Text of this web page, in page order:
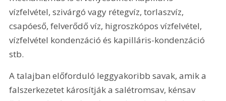
vízfelvétel, szivárgó vagy rétegvíz, torlaszvíz,
csapóeső, felverődő víz, higroszkópos vízfelvétel,
vízfelvétel kondenzáció és kapilláris-kondenzáció
stb.
A talajban előforduló leggyakoribb savak, amik a
falszerkezetet károsítják a salétromsav, kénsav